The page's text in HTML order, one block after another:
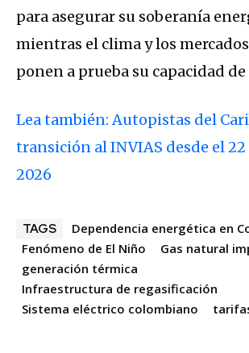
para asegurar su soberanía
mientras el clima y los
ponen a prueba su capacidad
Lea también: Autopistas del
transición al INVIAS desde el
2026
TAGS
Dependencia energética en
Fenómeno de El Niño
Gas natural
generación térmica
Infraestructura de regasificación
Sistema eléctrico colombiano